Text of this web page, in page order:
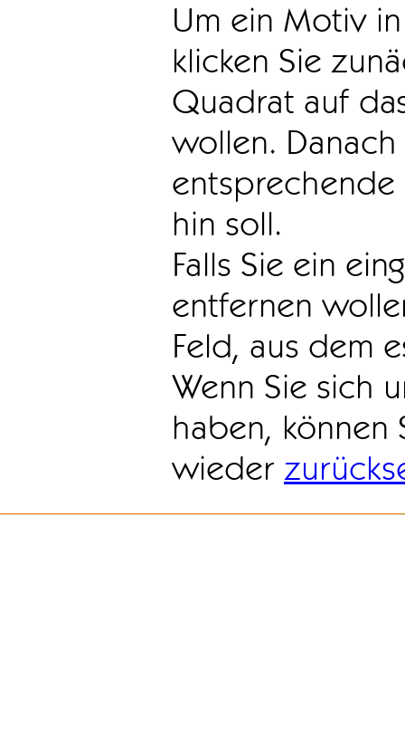
Um ein Motiv
klicken Sie
Quadrat auf
wollen.
hin soll.
Falls Sie ein
entfernen
Feld, aus dem
Wenn Sie sich
haben, können
wieder